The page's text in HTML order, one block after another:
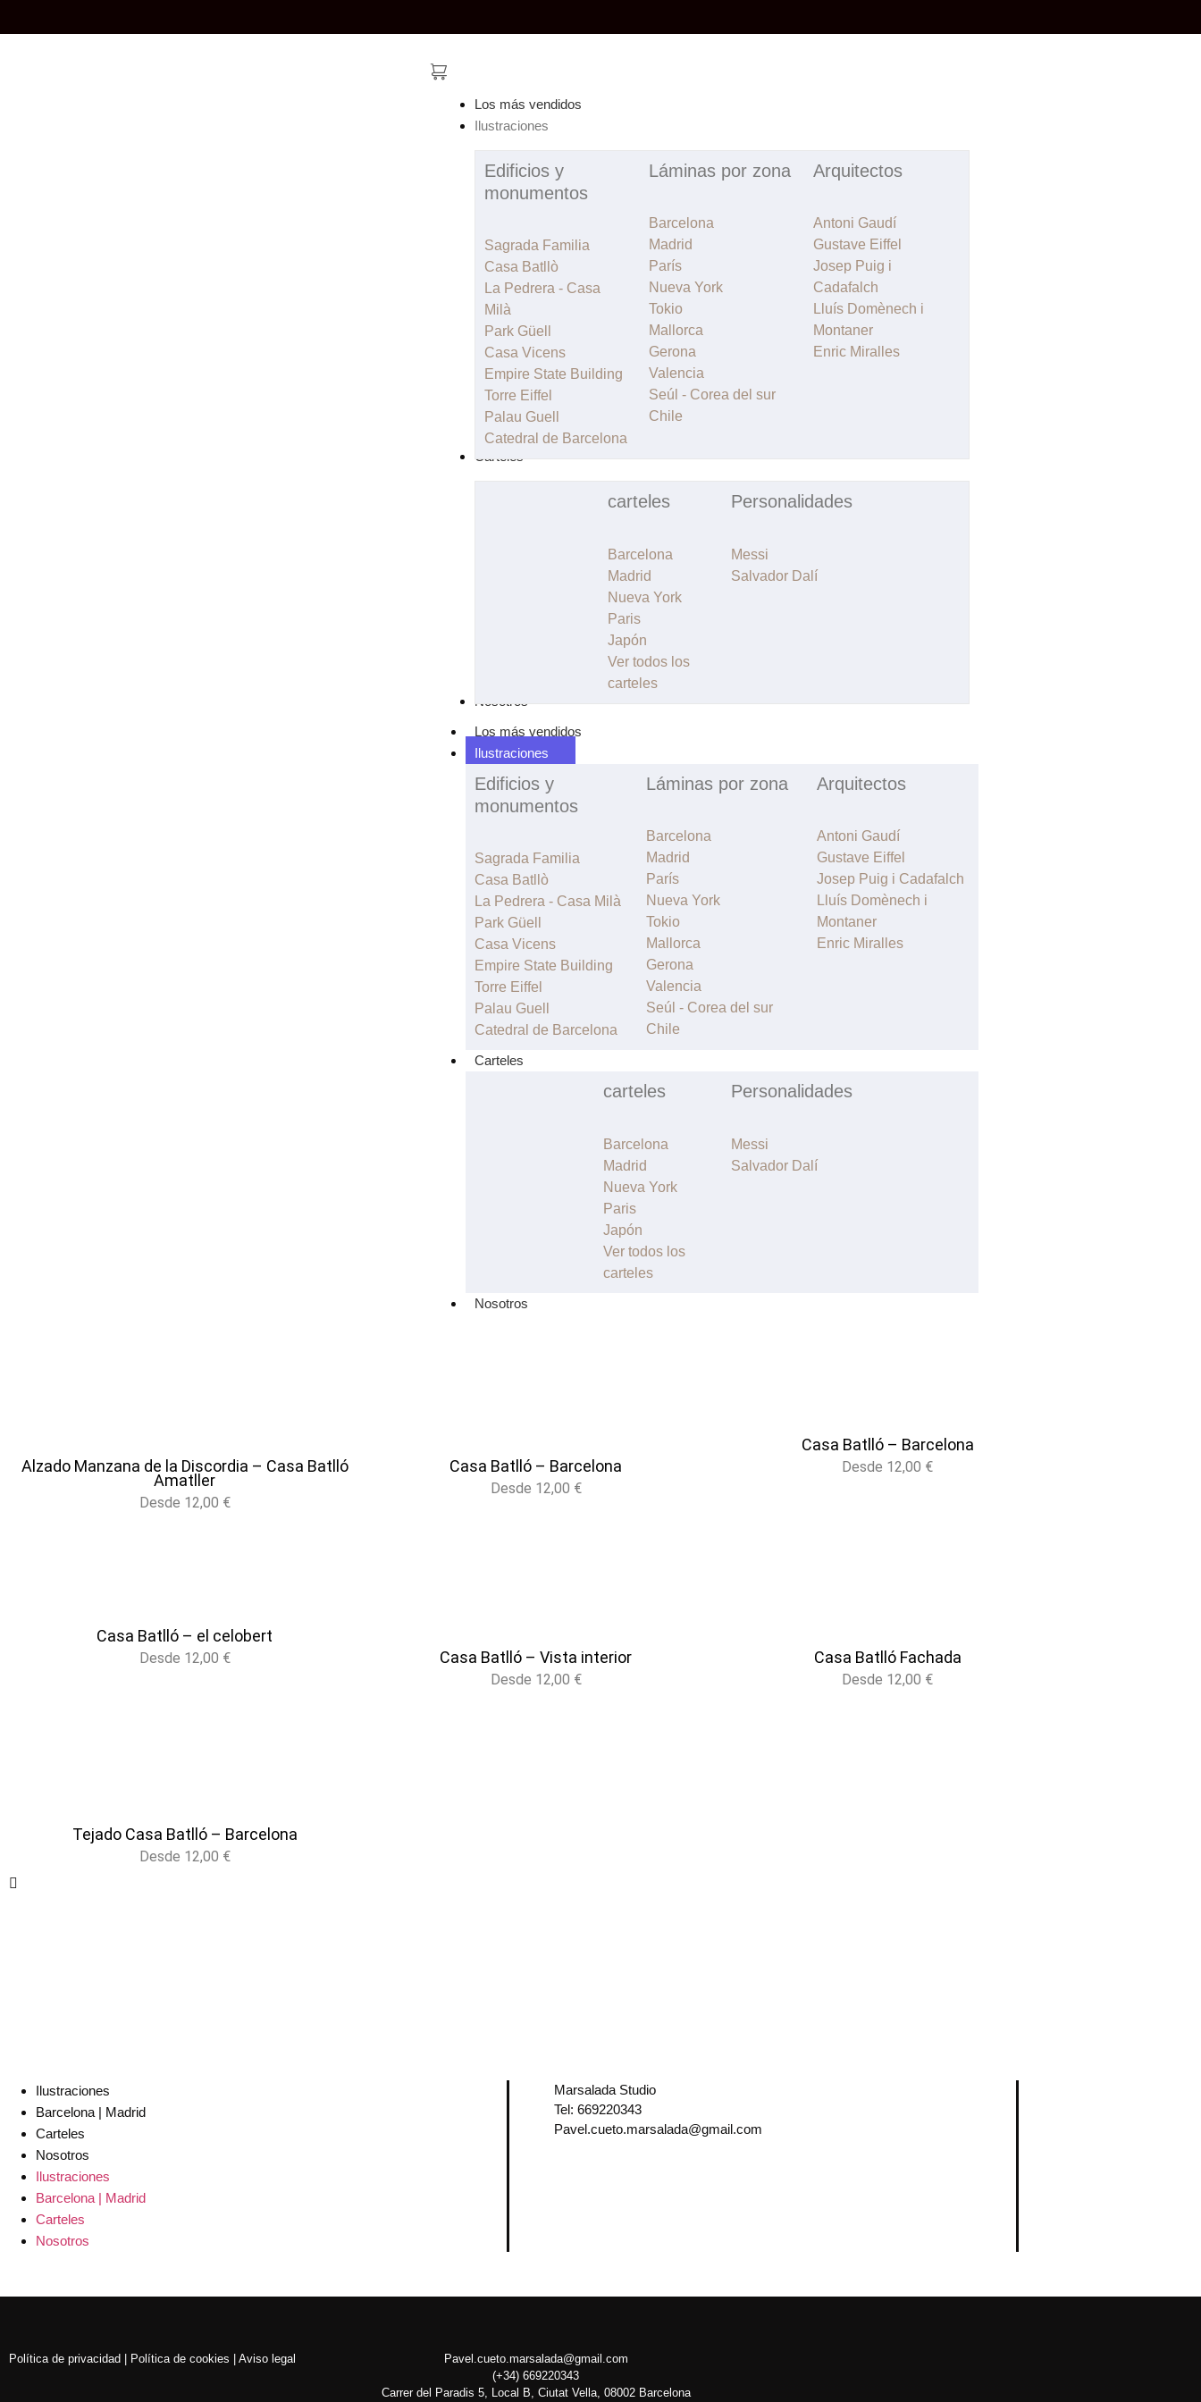
Los más vendidos
Ilustraciones
Edificios y
monumentos
Sagrada Familia
Casa Batllò
La Pedrera - Casa
Milà
Park Güell
Casa Vicens
Empire State Building
Torre Eiffel
Palau Guell
Catedral de Barcelona
Láminas por zona
Barcelona
Madrid
París
Nueva York
Tokio
Mallorca
Gerona
Valencia
Seúl - Corea del sur
Chile
Arquitectos
Antoni Gaudí
Gustave Eiffel
Josep Puig i
Cadafalch
Lluís Domènech i
Montaner
Enric Miralles
Carteles
carteles
Barcelona
Madrid
Nueva York
Paris
Japón
Ver todos los
carteles
Personalidades
Messi
Salvador Dalí
Nosotros
Los más vendidos
Ilustraciones
Edificios y
monumentos
Sagrada Familia
Casa Batllò
La Pedrera - Casa Milà
Park Güell
Casa Vicens
Empire State Building
Torre Eiffel
Palau Guell
Catedral de Barcelona
Láminas por zona
Barcelona
Madrid
París
Nueva York
Tokio
Mallorca
Gerona
Valencia
Seúl - Corea del sur
Chile
Arquitectos
Antoni Gaudí
Gustave Eiffel
Josep Puig i Cadafalch
Lluís Domènech i
Montaner
Enric Miralles
Carteles
carteles
Barcelona
Madrid
Nueva York
Paris
Japón
Ver todos los
carteles
Personalidades
Messi
Salvador Dalí
Nosotros
Alzado Manzana de la Discordia – Casa Batlló
Amatller
Desde 12,00 €
Casa Batlló – Barcelona
Desde 12,00 €
Casa Batlló – Barcelona
Desde 12,00 €
Casa Batlló – el celobert
Desde 12,00 € Casa Batlló – Vista interior
Desde 12,00 €
Casa Batlló Fachada
Desde 12,00 €
Tejado Casa Batlló – Barcelona
Desde 12,00 €
Ilustraciones
Barcelona | Madrid
Carteles
Nosotros
Ilustraciones
Barcelona | Madrid
Carteles
Nosotros
Marsalada Studio
Tel: 669220343
Pavel.cueto.marsalada@gmail.com
Política de privacidad | Política de cookies | Aviso legal
Pavel.cueto.marsalada@gmail.com
(+34) 669220343
Carrer del Paradis 5, Local B, Ciutat Vella, 08002 Barcelona